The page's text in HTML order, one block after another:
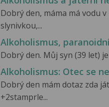
Dobrý den, máma má vodu
slynivkou,...
Alkoholismus,
Dobrý den. Můj syn (39 let)
Alkoholismus: Otec se
Dobrý den mám dotaz zda
+2stamprle...